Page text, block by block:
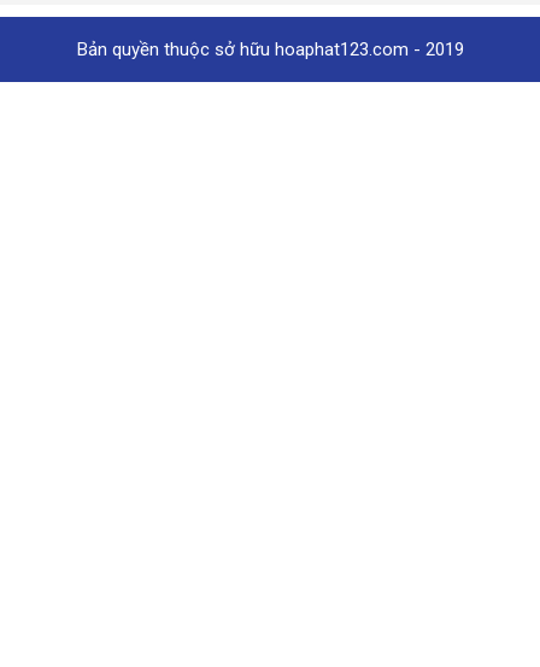
Bản quyền thuộc sở hữu hoaphat123.com - 2019